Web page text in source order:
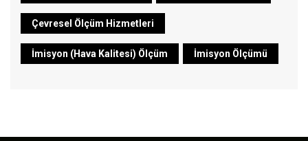
Çevresel Ölçüm Hizmetleri
İmisyon (Hava Kalitesi) Ölçüm İmisyon Ölçümü